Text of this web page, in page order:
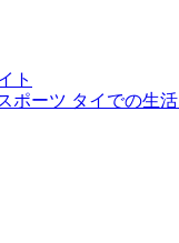
ト
ポーツ タイでの生活